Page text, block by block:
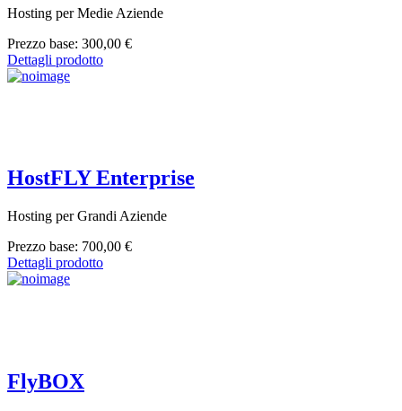
Hosting per Medie Aziende
Prezzo base: 300,00 €
Dettagli prodotto
HostFLY Enterprise
Hosting per Grandi Aziende
Prezzo base: 700,00 €
Dettagli prodotto
FlyBOX